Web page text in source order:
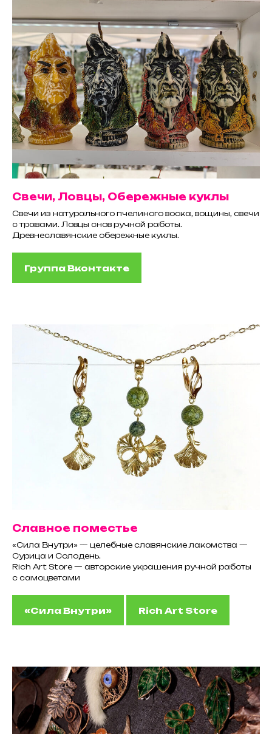
Свечи, Ловцы, Обережные куклы
Свечи из натурального пчелиного воска, вощины, свечи
с травами. Ловцы снов ручной работы.
Древнеславянские обережные куклы.
Группа Вконтакте
Славное поместье
«Сила Внутри» — целебные славянские лакомства —
Сурица и Солодень.
Rich Art Store — авторские украшения ручной работы
с самоцветами
«Сила Внутри» Rich Art Store